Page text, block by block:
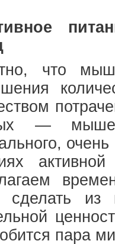
что
—
сделать из
пара